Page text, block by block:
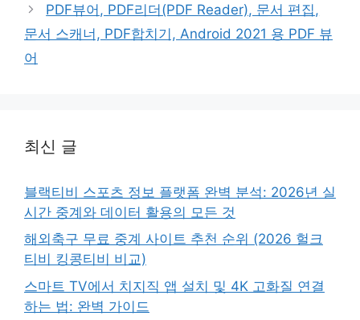
PDF뷰어, PDF리더(PDF Reader), 문서 편집,
문서 스캐너, PDF합치기, Android 2021 용 PDF 뷰
어
최신 글
블랙티비 스포츠 정보 플랫폼 완벽 분석: 2026년 실
시간 중계와 데이터 활용의 모든 것
해외축구 무료 중계 사이트 추천 순위 (2026 헐크
티비 킹콩티비 비교)
스마트 TV에서 치지직 앱 설치 및 4K 고화질 연결
하는 법: 완벽 가이드